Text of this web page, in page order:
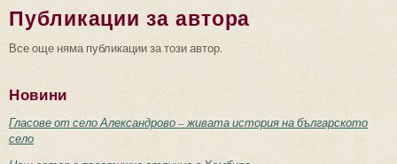
Публикации за автора
Все още няма публикации за този автор.
Новини
Гласове от село Александрово – живата история на българското
село